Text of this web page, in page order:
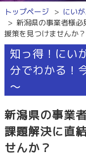
トップページ にい
新潟県の事業者様
援策を見つけませんか？
知っ得！にい
分でわかる！
～
新潟県の事業
課題解決に直
せんか？